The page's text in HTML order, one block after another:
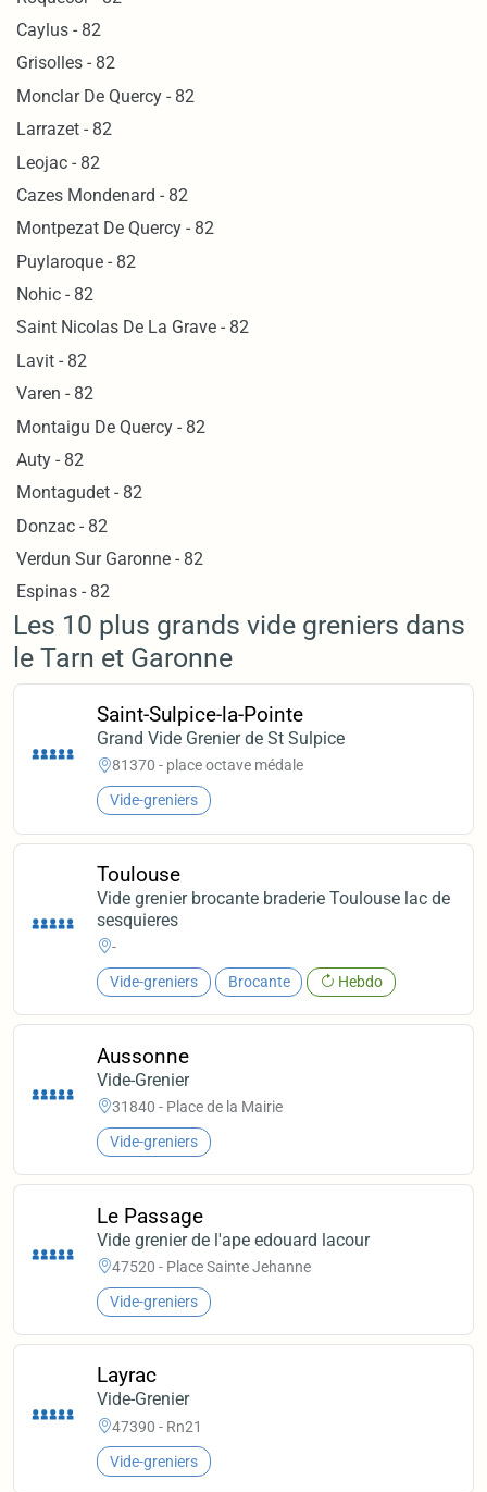
Caylus - 82
Grisolles - 82
Monclar De Quercy - 82
Larrazet - 82
Leojac - 82
Cazes Mondenard - 82
Montpezat De Quercy - 82
Puylaroque - 82
Nohic - 82
Saint Nicolas De La Grave - 82
Lavit - 82
Varen - 82
Montaigu De Quercy - 82
Auty - 82
Montagudet - 82
Donzac - 82
Verdun Sur Garonne - 82
Espinas - 82
Les 10 plus grands vide greniers dans
le Tarn et Garonne
Saint-Sulpice-la-Pointe
Grand Vide Grenier de St Sulpice
81370 - place octave médale
Vide-greniers
Toulouse
Vide grenier brocante braderie Toulouse lac de
sesquieres
-
Vide-greniers Brocante Hebdo
Aussonne
Vide-Grenier
31840 - Place de la Mairie
Vide-greniers
Le Passage
Vide grenier de l'ape edouard lacour
47520 - Place Sainte Jehanne
Vide-greniers
Layrac
Vide-Grenier
47390 - Rn21
Vide-greniers